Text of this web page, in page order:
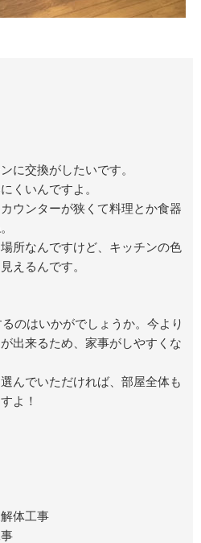
に交換がしたいです。
くいんですよ。
ウンターが狭くて料理とか食器
所なんですけど、キッチンの色
えるんです。
のはいかがでしょうか。今より
出来るため、家事がしやすくな
んでいただければ、部屋全体も
よ！
体工事